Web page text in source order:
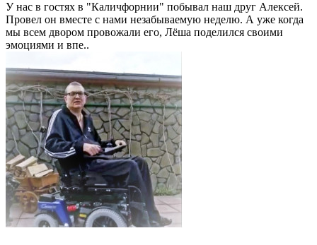
У нас в гостях в "Каличфорнии" побывал наш друг Алексей.
Провел он вместе с нами незабываемую неделю. А уже когда
мы всем двором провожали его, Лёша поделился своими
эмоциями и впе..